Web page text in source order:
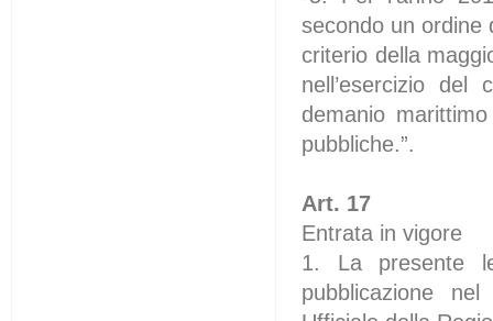
secondo un ordine
criterio della
nell’esercizio
demanio
pubbliche.”.
Art. 17
Entrata in vigore
1. La presente
pubblicazione